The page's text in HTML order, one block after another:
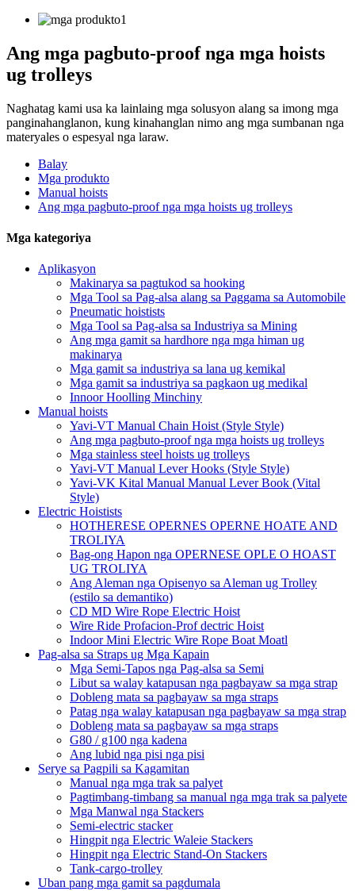
Ang mga pagbuto-proof nga mga hoists
ug trolleys
Naghatag kami usa ka lainlaing mga solusyon alang sa imong mga
panginahanglanon, kung kinahanglan nimo ang mga sumbanan nga
materyales o espesyal nga laraw.
Balay
Mga produkto
Manual hoists
Ang mga pagbuto-proof nga mga hoists ug trolleys
Mga kategoriya
Aplikasyon
Makinarya sa pagtukod sa hooking
Mga Tool sa Pag-alsa alang sa Paggama sa Automobile
Pneumatic hoistists
Mga Tool sa Pag-alsa sa Industriya sa Mining
Ang mga gamit sa hardhore nga mga himan ug
makinarya
Mga gamit sa industriya sa lana ug kemikal
Mga gamit sa industriya sa pagkaon ug medikal
Innoor Hoolling Minchiny
Manual hoists
Yavi-VT Manual Chain Hoist (Style Style)
Ang mga pagbuto-proof nga mga hoists ug trolleys
Mga stainless steel hoists ug trolleys
Yavi-VT Manual Lever Hooks (Style Style)
Yavi-VK Kital Manual Manual Lever Book (Vital
Style)
Electric Hoistists
HOTHERESE OPERNES OPERNE HOATE AND
TROLIYA
Bag-ong Hapon nga OPERNESE OPLE O HOAST
UG TROLIYA
Ang Aleman nga Opisenyo sa Aleman ug Trolley
(estilo sa demantiko)
CD MD Wire Rope Electric Hoist
Wire Ride Profacion-Prof dectric Hoist
Indoor Mini Electric Wire Rope Boat Moatl
Pag-alsa sa Straps ug Mga Kapain
Mga Semi-Tapos nga Pag-alsa sa Semi
Libut sa walay katapusan nga pagbayaw sa mga strap
Dobleng mata sa pagbayaw sa mga straps
Patag nga walay katapusan nga pagbayaw sa mga strap
Dobleng mata sa pagbayaw sa mga straps
G80 / g100 nga kadena
Ang lubid nga pisi nga pisi
Serye sa Pagpili sa Kagamitan
Manual nga mga trak sa palyet
Pagtimbang-timbang sa manual nga mga trak sa palyete
Mga Manwal nga Stackers
Semi-electric stacker
Hingpit nga Electric Waleie Stackers
Hingpit nga Electric Stand-On Stackers
Tank-cargo-trolley
Uban pang mga gamit sa pagdumala